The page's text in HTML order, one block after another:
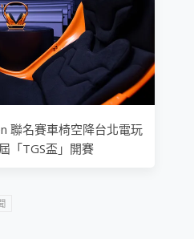
聯名賽車椅空降台北電玩
「TGS盃」開賽